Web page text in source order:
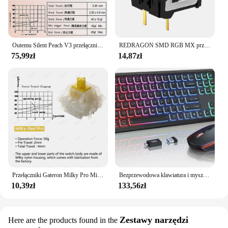
Outemu Silent Peach V3 przełączniki smarowana aktualizacja cichy przełącznik Lemon V3 klawiatura mechaniczna liniowa dotykowy 5Pin niestandardowe Hot-swap DIY
75,99zł
REDRAGON SMD RGB MX przełącznik 3Pin Clicky liniowe dotykowy cichy czerwony niebieski czarny brązowy fioletowy przełącznik dla podświetlana klawiatura mechaniczna
14,87zł
Przełączniki Gateron Milky Pro Milky Yellow Pro Red Liniowy przełącznik wstępnie smarowany SMD RGB Mx Przełącznik trzpienia do klawiatury mechanicznej 5pin POM
10,39zł
Bezprzewodowa klawiatura i mysz z podświetleniem RGB, podświetlane litery z możliwością ładowania, pełnowymiarowe, ergonomiczne, tryb uśpienia, 2,4 GHz
133,56zł
Here are the products found in the Zestawy narzędzi